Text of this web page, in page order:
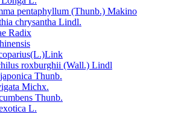
pentaphyllum (Thunb.) Makino
chrysantha Lindl.
Radix
roxburghii (Wall.) Lindl
Thunb.
Michx.
Thunb.
L.